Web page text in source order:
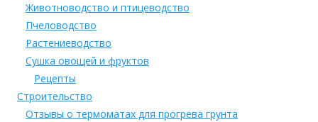
Животноводство и птицеводство
Пчеловодство
Растениеводство
Сушка овощей и фруктов
Рецепты
Строительство
Отзывы о термоматах для прогрева грунта